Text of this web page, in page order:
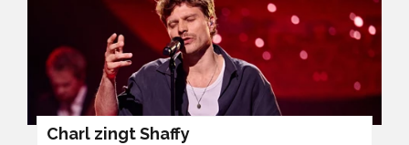
Charl zingt Shaffy